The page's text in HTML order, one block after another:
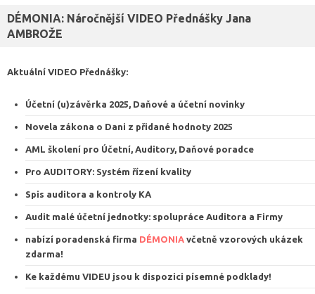
DÉMONIA: Náročnější VIDEO Přednášky Jana
AMBROŽE
Aktuální VIDEO Přednášky:
Účetní (u)závěrka 2025, Daňové a účetní novinky
Novela zákona o Dani z přidané hodnoty 2025
AML školení pro Účetní, Auditory, Daňové poradce
Pro AUDITORY: Systém řízení kvality
Spis auditora a kontroly KA
Audit malé účetní jednotky: spolupráce Auditora a Firmy
nabízí poradenská firma DÉMONIA včetně vzorových ukázek
zdarma!
Ke každému VIDEU jsou k dispozici písemné podklady!